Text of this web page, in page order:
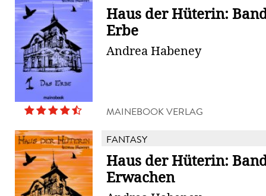
Haus der Hüterin:
Erbe
Andrea Habeney
MAINEBOOK VERLAG
FANTASY
Haus der Hüterin:
Erwachen